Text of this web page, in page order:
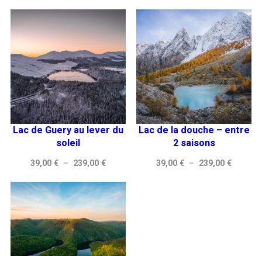
prix :
39,00 €
à
239,00 €
39,00 €
à
239,00
Lac de Guery au lever du
soleil
39,00 € – 239,00 €Plage
prix :
39,00 €
à
239,00 €
Lac de la douche – entre
2 saisons
39,00 € – 239,00 €Plage